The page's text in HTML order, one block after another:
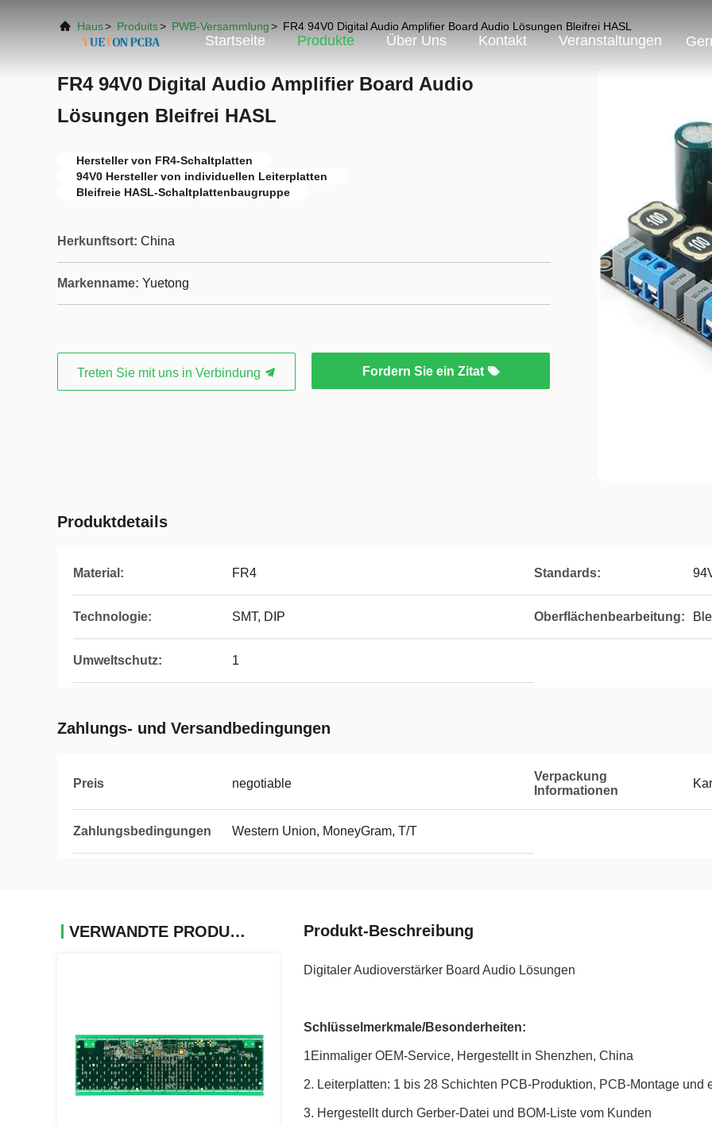
Startseite Produkte Über Uns Kontakt Veranstaltungen
Haus> Produits> PWB-Versammlung> FR4 94V0 Digital Audio Amplifier Board Audio Lösungen Bleifrei HASL
FR4 94V0 Digital Audio Amplifier Board Audio
Lösungen Bleifrei HASL
Hersteller von FR4-Schaltplatten
94V0 Hersteller von individuellen Leiterplatten
Bleifreie HASL-Schaltplattenbaugruppe
Herkunftsort: China
Markenname: Yuetong
Treten Sie mit uns in Verbindung Fordern Sie ein Zitat
Produktdetails
Material: FR4 Standards:
Technologie: SMT, DIP Oberflächenbearbeitung:
Umweltschutz: 1
Zahlungs- und Versandbedingungen
Preis negotiable
Verpackung
Informationen
Zahlungsbedingungen Western Union, MoneyGram, T/T
VERWANDTE PRODUKTE Produkt-Beschreibung
Digitaler Audioverstärker Board Audio Lösungen
Schlüsselmerkmale/Besonderheiten:
1Einmaliger OEM-Service, Hergestellt in Shenzhen, China
2. Leiterplatten: 1 bis 28 Schichten PCB-Produktion, PCB-Montage und
3. Hergestellt durch Gerber-Datei und BOM-Liste vom Kunden